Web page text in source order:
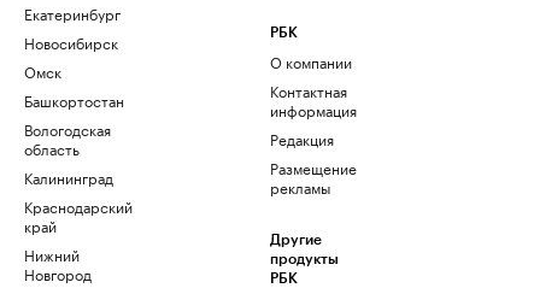
Екатеринбург
Новосибирск
Омск
Башкортостан
Вологодская
область
Калининград
Краснодарский
край
Нижний
Новгород
РБК
О компании
Контактная
информация
Редакция
Размещение
рекламы
Другие
продукты
РБК